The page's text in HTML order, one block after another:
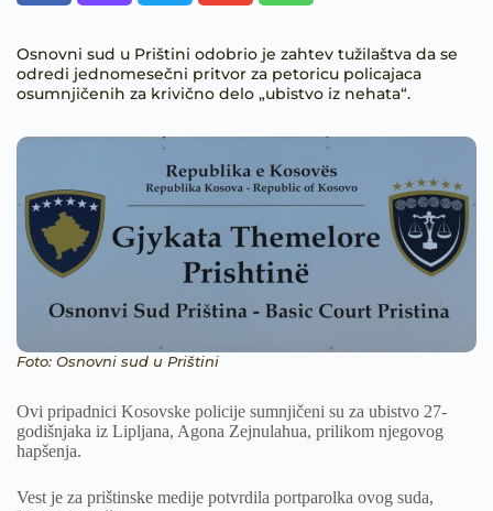
Osnovni sud u Prištini odobrio je zahtev tužilaštva da se
odredi jednomesečni pritvor za petoricu policajaca
osumnjičenih za krivično delo „ubistvo iz nehata“.
Foto: Osnovni sud u Prištini
Ovi pripadnici Kosovske policije sumnjičeni su za ubistvo 27-
godišnjaka iz Lipljana, Agona Zejnulahua, prilikom njegovog
hapšenja.
Vest je za prištinske medije potvrdila portparolka ovog suda,